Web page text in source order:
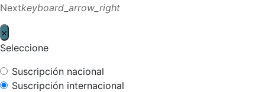
Nextkeyboard_arrow_right
×
Seleccione
Suscripción nacional
Suscripción internacional